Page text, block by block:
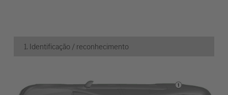
1. Identificação / reconhecimento